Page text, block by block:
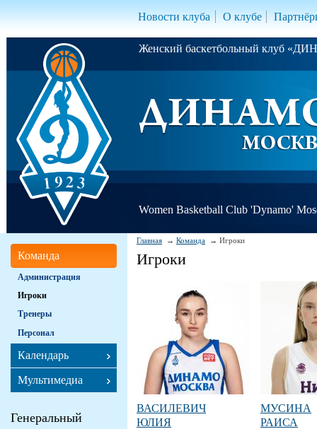
Новости клуба О клубе
Женский баскетбольный клуб
Women Basketball Club 'Dynamo'
Главная Команда Игроки
Игроки
ВАСИЛЕВИЧ
ЮЛИЯ
МУСИНА
РАИСА
Команда
Администрация
Игроки
Тренеры
Персонал
Календарь
Мультимедиа
Генеральный